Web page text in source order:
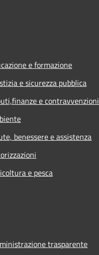
e formazione
e sicurezza pubblica
e contravvenzioni
benessere e assistenza
e pesca
trasparente